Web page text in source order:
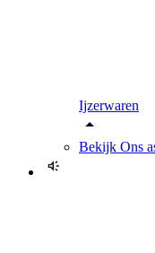
Ijzerwaren
Bekijk Ons